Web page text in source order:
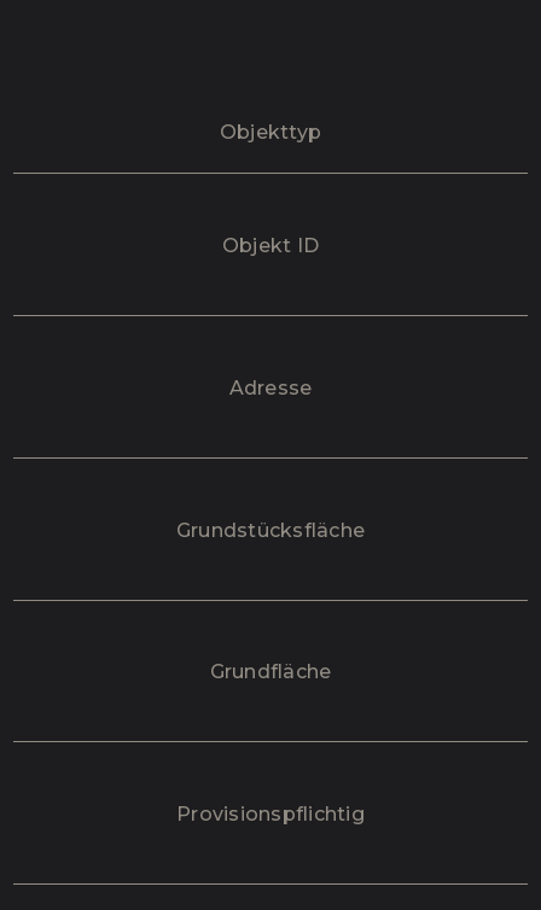
Objekttyp
Objekt ID
Adresse
Grundstücksfläche
Grundfläche
Provisionspflichtig